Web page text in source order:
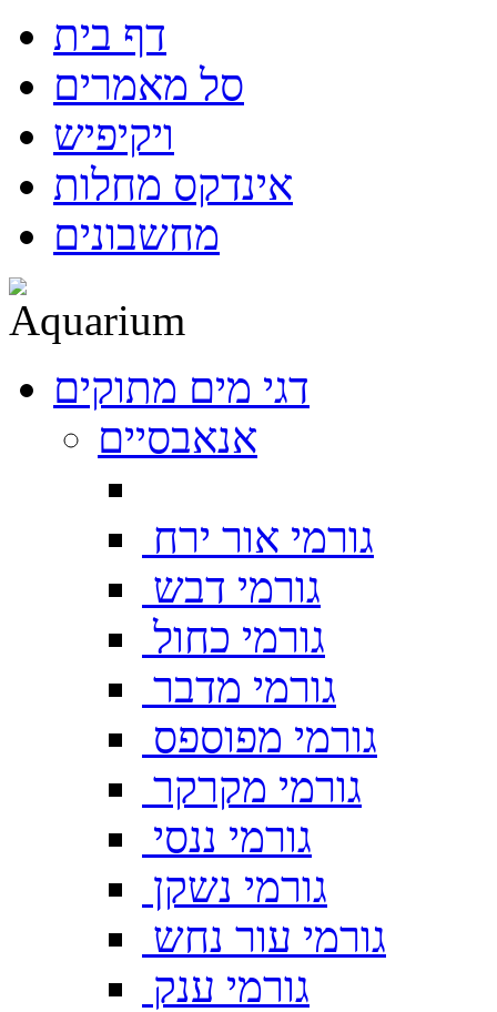
דף בית
סל מאמרים
ויקיפיש
אינדקס מחלות
מחשבונים
דגי מים מתוקים
אנאבסיים
גורמי אור ירח
גורמי דבש
גורמי כחול
גורמי מדבר
גורמי מפוספס
גורמי מקרקר
גורמי ננסי
גורמי נשקן
גורמי עור נחש
גורמי ענק